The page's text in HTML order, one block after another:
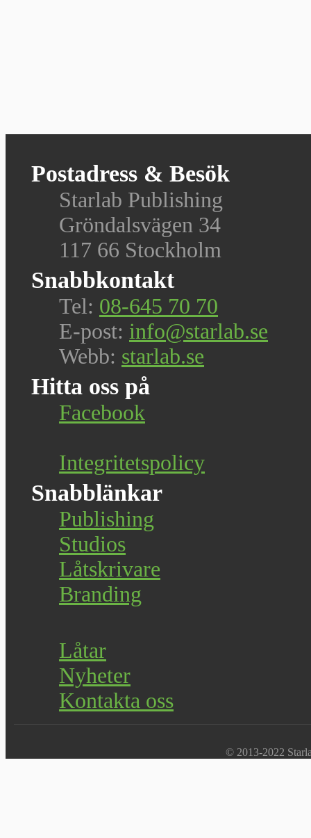
Postadress & Besök
Starlab Publishing
Gröndalsvägen 34
117 66 Stockholm
Snabbkontakt
Tel: 08-645 70 70
E-post: info@starlab.se
Webb: starlab.se
Hitta oss på
Facebook
Integritetspolicy
Snabblänkar
Publishing
Studios
Låtskrivare
Branding
Låtar
Nyheter
Kontakta oss
© 2013-2022